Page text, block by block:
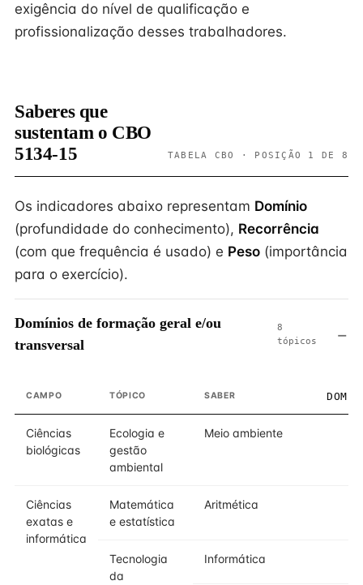
exigência do nível de qualificação e
profissionalização desses trabalhadores.
Saberes que
sustentam o CBO
5134-15
TABELA CBO · POSIÇÃO 1 DE 8
Os indicadores abaixo representam Domínio
(profundidade do conhecimento), Recorrência
(com que frequência é usado) e Peso (importância
para o exercício).
Domínios de formação geral e/ou
transversal
8
tópicos
CAMPO TÓPICO SABER
Ciências
biológicas
Ecologia e
gestão
ambiental
Meio ambiente
Ciências
exatas e
informática
Matemática
e estatística
Aritmética
Tecnologia
da
Informática